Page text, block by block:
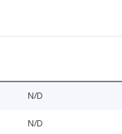
N/D
N/D